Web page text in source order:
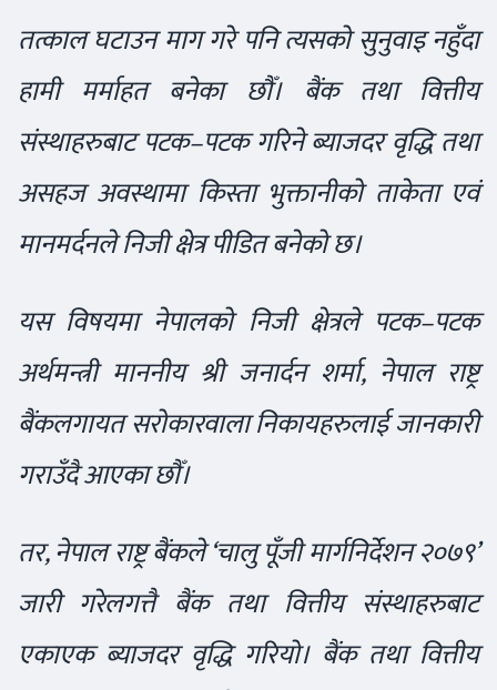
तत्काल घटाउन माग गरे पनि त्यसको सुनुवाइ नहुँदा
हामी मर्माहत बनेका छौँ। बैंक तथा वित्तीय
संस्थाहरुबाट पटक–पटक गरिने ब्याजदर वृद्धि तथा
असहज अवस्थामा किस्ता भुक्तानीको ताकेता एवं
मानमर्दनले निजी क्षेत्र पीडित बनेको छ।
यस विषयमा नेपालको निजी क्षेत्रले पटक–पटक
अर्थमन्त्री माननीय श्री जनार्दन शर्मा, नेपाल राष्ट्र
बैंकलगायत सरोकारवाला निकायहरुलाई जानकारी
गराउँदै आएका छौँ।
तर, नेपाल राष्ट्र बैंकले ‘चालु पूँजी मार्गनिर्देशन २०७९’
जारी गरेलगत्तै बैंक तथा वित्तीय संस्थाहरुबाट
एकाएक ब्याजदर वृद्धि गरियो। बैंक तथा वित्तीय